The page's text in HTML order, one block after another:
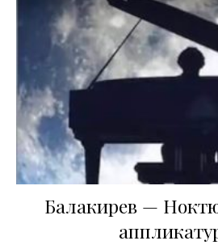
Балакирев —